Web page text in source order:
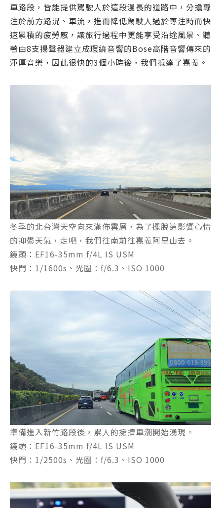
車路段，皆能提供駕駛人於這段漫長的道路中，分擔專
注於前方路況、車流，進而降低駕駛人過於專注時而快
速累積的疲勞感，讓旅行過程中更能享受沿途風景、聽
著由8支揚聲器建立成環繞音響的Bose高階音響傳來的
渾厚音樂，因此很快的3個小時後，我們抵達了嘉義。
冬季的北台灣天空向來滿佈雲層，為了擺脫這影響心情
的抑鬱天氣，走吧，我們往南前往嘉義阿里山去。
鏡頭：EF16-35mm f/4L IS USM
快門：1/1600s、光圈：f/6.3、ISO 1000
準備進入新竹路段後，累人的擁擠車潮開始湧現。
鏡頭：EF16-35mm f/4L IS USM
快門：1/2500s、光圈：f/6.3、ISO 1000